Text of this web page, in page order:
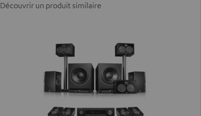
Découvrir un produit similaire